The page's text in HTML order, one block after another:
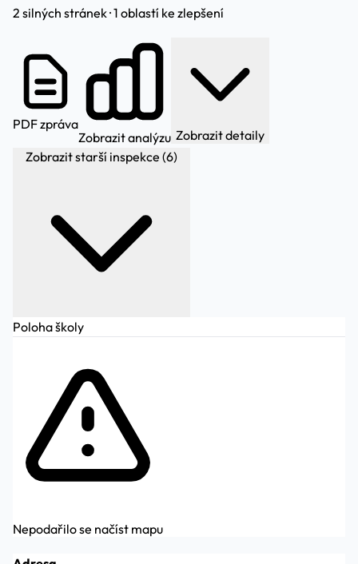
2 silných stránek · 1 oblastí ke zlepšení
PDF zpráva
Zobrazit analýzu Zobrazit detaily
Zobrazit starší inspekce (6)
Poloha školy
Nepodařilo se načíst mapu